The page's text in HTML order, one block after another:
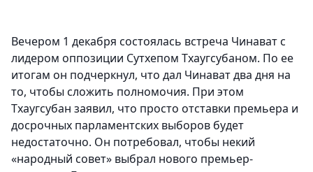
Вечером 1 декабря состоялась встреча Чинават с
лидером оппозиции Сутхепом Тхаугсубаном. По ее
итогам он подчеркнул, что дал Чинават два дня на
то, чтобы сложить полномочия. При этом
Тхаугсубан заявил, что просто отставки премьера и
досрочных парламентских выборов будет
недостаточно. Он потребовал, чтобы некий
«народный совет» выбрал нового премьер-